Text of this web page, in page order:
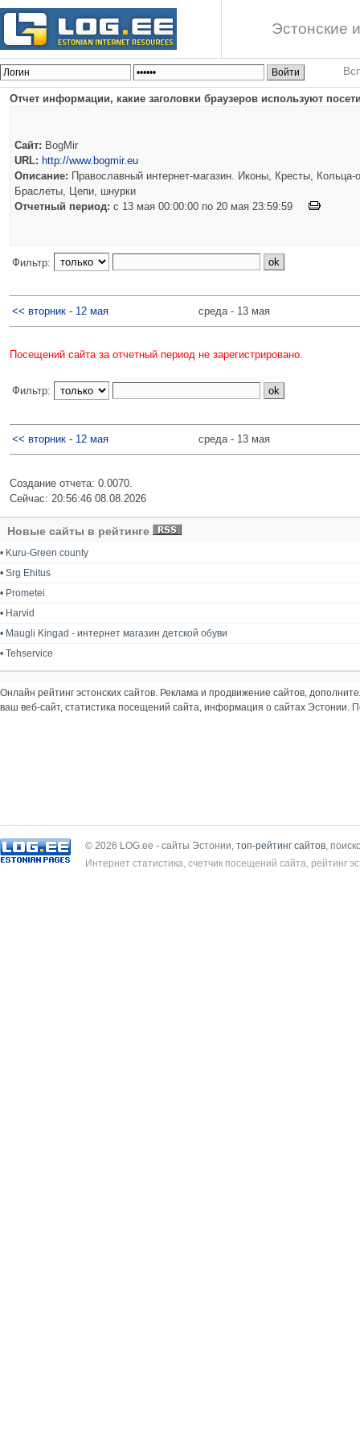
Эстонские
Отчет информации, какие заголовки браузеров используют
Сайт: BogMir
URL: http://www.bogmir.eu
Описание: Православный интернет-магазин. Иконы, Кресты, Кольца-
Браслеты, Цепи, шнурки
Отчетный период: c 13 мая 00:00:00 по 20 мая 23:59:59
Фильтр:
<< вторник - 12 мая среда - 13 мая
Посещений сайта за отчетный период не зарегистрировано.
Фильтр:
<< вторник - 12 мая среда - 13 мая
Создание отчета: 0.0070.
Сейчас: 20:56:46 08.08.2026
Новые сайты в рейтинге
• Kuru-Green county
• Srg Ehitus
• Prometei
• Harvid
• Maugli Kingad - интернет магазин детской обуви
• Tehservice
Онлайн рейтинг эстонских сайтов. Реклама и продвижение сайтов,
ваш веб-сайт, статистика посещений сайта, информация о сайтах Эстонии.
© 2026 LOG.ee - сайты Эстонии, топ-рейтинг сайтов ,
Интернет статистика, счетчик посещений сайта, рейтинг